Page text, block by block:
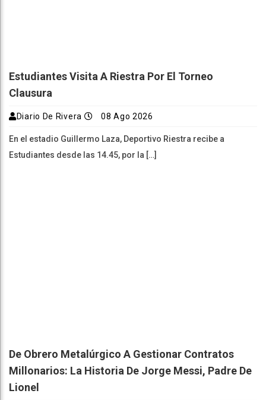
Estudiantes Visita A Riestra Por El Torneo
Clausura
Diario De Rivera 08 Ago 2026
En el estadio Guillermo Laza, Deportivo Riestra recibe a
Estudiantes desde las 14.45, por la […]
De Obrero Metalúrgico A Gestionar Contratos
Millonarios: La Historia De Jorge Messi, Padre De
Lionel